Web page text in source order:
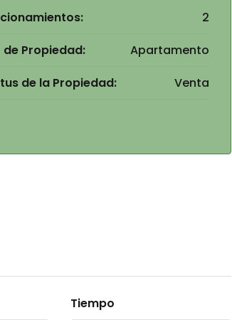
2
de Propiedad:
Apartamento
de la Propiedad:
Venta
Tiempo